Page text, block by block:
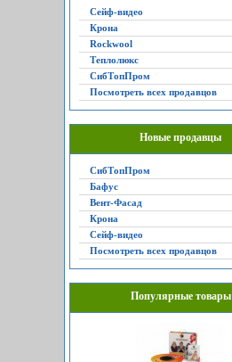
Сейф-видео
Крона
Rockwool
Теплолюкс
СибТопПром
Посмотреть всех продавцов
Новые продавцы
СибТопПром
Бафус
Вент-Фасад
Крона
Сейф-видео
Посмотреть всех продавцов
Популярные товары